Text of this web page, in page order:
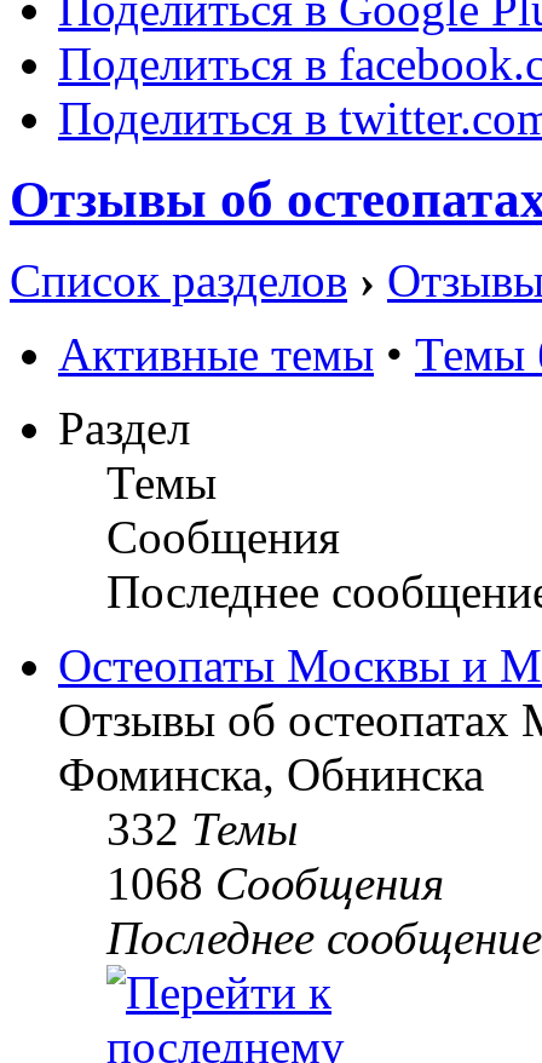
Поделиться в
Поделиться в
Отзывы об
Список разделов ›
Активные темы • Темы
Раздел
Темы
Сообщения
Последнее
Остеопаты Москвы и
Отзывы об
Фоминска, Обнинска
332 Темы
1068 Сообщения
Последнее сообщение